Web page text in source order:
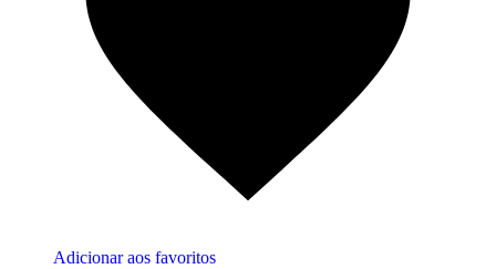
Adicionar aos favoritos